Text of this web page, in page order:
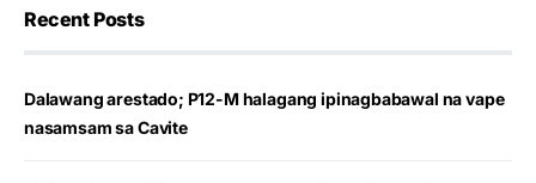
Recent Posts
Dalawang arestado; P12-M halagang ipinagbabawal na vape
nasamsam sa Cavite